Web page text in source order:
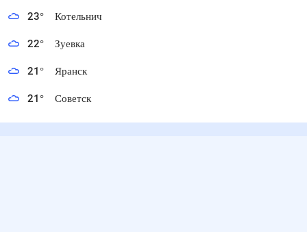
23° Котельнич
22° Зуевка
21° Яранск
21° Советск